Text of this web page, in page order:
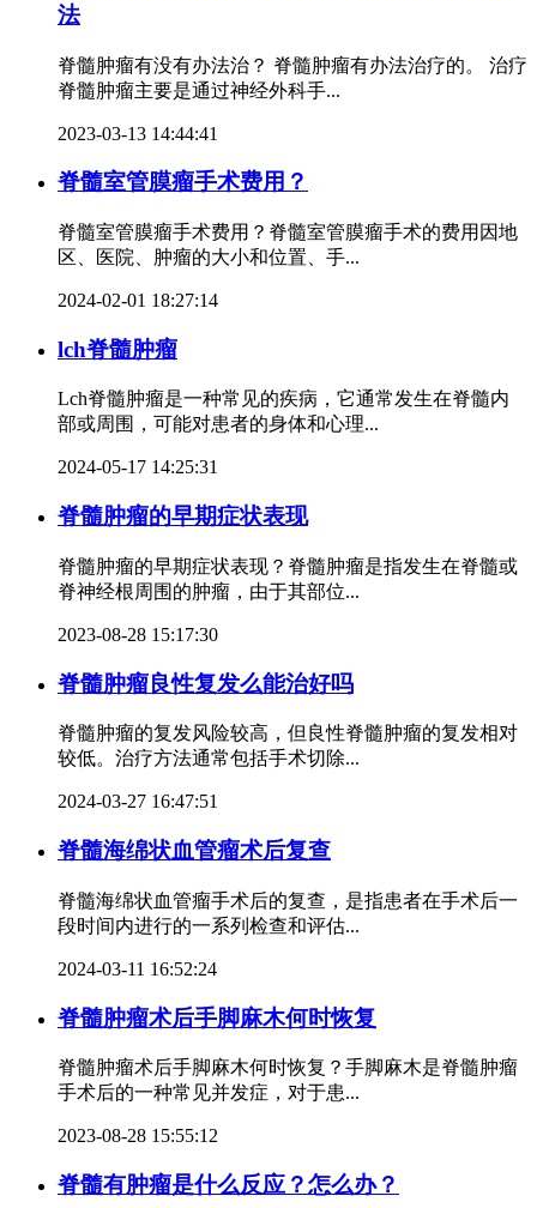
法
脊髓肿瘤有没有办法治？ 脊髓肿瘤有办法治疗的。 治疗
脊髓肿瘤主要是通过神经外科手...
2023-03-13 14:44:41
脊髓室管膜瘤手术费用？
脊髓室管膜瘤手术费用？脊髓室管膜瘤手术的费用因地
区、医院、肿瘤的大小和位置、手...
2024-02-01 18:27:14
lch脊髓肿瘤
Lch脊髓肿瘤是一种常见的疾病，它通常发生在脊髓内
部或周围，可能对患者的身体和心理...
2024-05-17 14:25:31
脊髓肿瘤的早期症状表现
脊髓肿瘤的早期症状表现？脊髓肿瘤是指发生在脊髓或
脊神经根周围的肿瘤，由于其部位...
2023-08-28 15:17:30
脊髓肿瘤良性复发么能治好吗
脊髓肿瘤的复发风险较高，但良性脊髓肿瘤的复发相对
较低。治疗方法通常包括手术切除...
2024-03-27 16:47:51
脊髓海绵状血管瘤术后复查
脊髓海绵状血管瘤手术后的复查，是指患者在手术后一
段时间内进行的一系列检查和评估...
2024-03-11 16:52:24
脊髓肿瘤术后手脚麻木何时恢复
脊髓肿瘤术后手脚麻木何时恢复？手脚麻木是脊髓肿瘤
手术后的一种常见并发症，对于患...
2023-08-28 15:55:12
脊髓有肿瘤是什么反应？怎么办？